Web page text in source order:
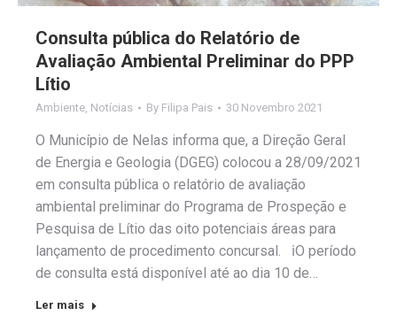
Consulta pública do Relatório de
Avaliação Ambiental Preliminar do PPP
Lítio
Ambiente, Notícias By Filipa Pais 30 Novembro 2021
O Município de Nelas informa que, a Direção Geral
de Energia e Geologia (DGEG) colocou a 28/09/2021
em consulta pública o relatório de avaliação
ambiental preliminar do Programa de Prospeção e
Pesquisa de Lítio das oito potenciais áreas para
lançamento de procedimento concursal. ℹO período
de consulta está disponível até ao dia 10 de…
Ler mais